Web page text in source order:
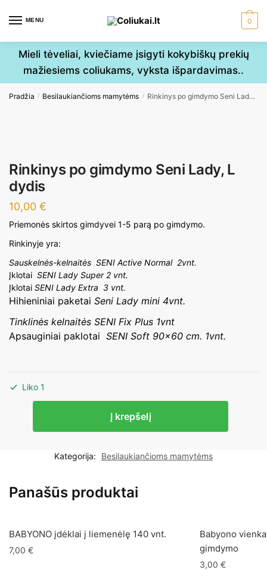
MENU 0
Mieli tėveliai, kviečiame įsigyti kokybiškų prekių
mažiesiems coliukams, vyksta išpardavimas..
Pradžia / Besilaukiančioms mamytėms / Rinkinys po gimdymo Seni Lady, L dydis
Rinkinys po gimdymo Seni Lady, L
dydis
10,00 €
Priemonės skirtos gimdyvei 1-5 parą po gimdymo.
Rinkinyje yra:
Sauskelnės-kelnaitės SENI Active Normal 2vnt.
Įklotai SENI Lady Super 2 vnt.
Įklotai SENI Lady Extra 3 vnt.
Hihieniniai paketai Seni Lady mini 4vnt.
Tinklinės kelnaitės SENI Fix Plus 1vnt
Apsauginiai paklotai SENI Soft 90×60 cm. 1vnt.
Liko 1
Lady,
Į krepšelį
Kategorija: Besilaukiančioms mamytėms
Panašūs produktai
BABYONO įdėklai į liemenėlę 140 vnt.
7,00 €
Babyono
gimdymo
3,00 €